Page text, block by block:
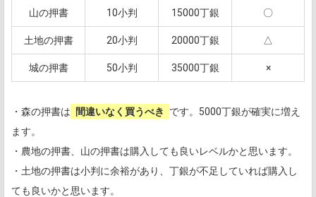
山の押書 10小判 15000丁銀 〇
土地の押書 20小判 20000丁銀 △
城の押書 50小判 35000丁銀 ×
・森の押書は 間違いなく買うべき
です。5000丁銀が確実に増え
ます。
・農地の押書、山の押書は購入しても良いレベルかと思います。
・土地の押書は小判に余裕があり、丁銀が不足していれば購入し
ても良いかと思います。